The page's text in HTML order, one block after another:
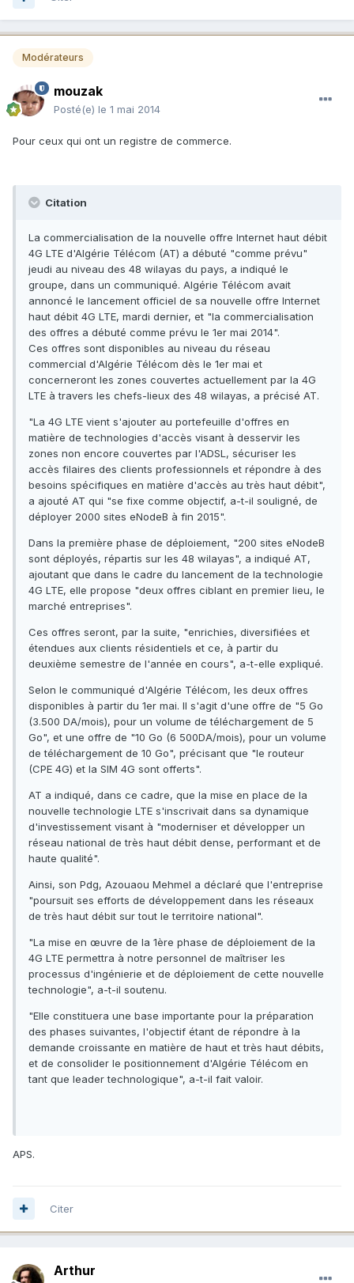
Modérateurs
mouzak
Posté(e) le 1 mai 2014
Pour ceux qui ont un registre de commerce.
Citation
La commercialisation de la nouvelle offre Internet haut débit
4G LTE d'Algérie Télécom (AT) a débuté "comme prévu"
jeudi au niveau des 48 wilayas du pays, a indiqué le
groupe, dans un communiqué. Algérie Télécom avait
annoncé le lancement officiel de sa nouvelle offre Internet
haut débit 4G LTE, mardi dernier, et "la commercialisation
des offres a débuté comme prévu le 1er mai 2014".
Ces offres sont disponibles au niveau du réseau
commercial d'Algérie Télécom dès le 1er mai et
concerneront les zones couvertes actuellement par la 4G
LTE à travers les chefs-lieux des 48 wilayas, a précisé AT.
"La 4G LTE vient s'ajouter au portefeuille d'offres en
matière de technologies d'accès visant à desservir les
zones non encore couvertes par l'ADSL, sécuriser les
accès filaires des clients professionnels et répondre à des
besoins spécifiques en matière d'accès au très haut débit",
a ajouté AT qui "se fixe comme objectif, a-t-il souligné, de
déployer 2000 sites eNodeB à fin 2015".
Dans la première phase de déploiement, "200 sites eNodeB
sont déployés, répartis sur les 48 wilayas", a indiqué AT,
ajoutant que dans le cadre du lancement de la technologie
4G LTE, elle propose "deux offres ciblant en premier lieu, le
marché entreprises".
Ces offres seront, par la suite, "enrichies, diversifiées et
étendues aux clients résidentiels et ce, à partir du
deuxième semestre de l'année en cours", a-t-elle expliqué.
Selon le communiqué d'Algérie Télécom, les deux offres
disponibles à partir du 1er mai. Il s'agit d'une offre de "5 Go
(3.500 DA/mois), pour un volume de téléchargement de 5
Go", et une offre de "10 Go (6 500DA/mois), pour un volume
de téléchargement de 10 Go", précisant que "le routeur
(CPE 4G) et la SIM 4G sont offerts".
AT a indiqué, dans ce cadre, que la mise en place de la
nouvelle technologie LTE s'inscrivait dans sa dynamique
d'investissement visant à "moderniser et développer un
réseau national de très haut débit dense, performant et de
haute qualité".
Ainsi, son Pdg, Azouaou Mehmel a déclaré que l'entreprise
"poursuit ses efforts de développement dans les réseaux
de très haut débit sur tout le territoire national".
"La mise en œuvre de la 1ère phase de déploiement de la
4G LTE permettra à notre personnel de maîtriser les
processus d'ingénierie et de déploiement de cette nouvelle
technologie", a-t-il soutenu.
"Elle constituera une base importante pour la préparation
des phases suivantes, l'objectif étant de répondre à la
demande croissante en matière de haut et très haut débits,
et de consolider le positionnement d'Algérie Télécom en
tant que leader technologique", a-t-il fait valoir.
APS.
Citer
Arthur